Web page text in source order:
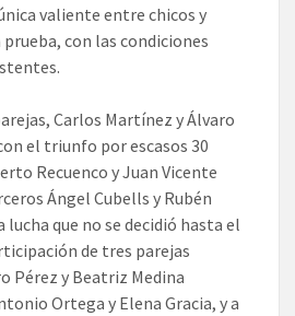
valiente entre chicos y
con las condiciones
Carlos Martínez y Álvaro
el triunfo por escasos 30
Recuenco y Juan Vicente
Ángel Cubells y Rubén
lucha que no se decidió hasta el
de tres parejas
Pérez y Beatriz Medina
Ortega y Elena Gracia, y a